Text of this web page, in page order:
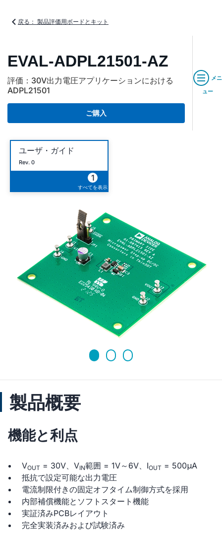
戻る： 製品評価用ボードとキット
EVAL-ADPL21501-AZ
評価：30V出力電圧アプリケーションにおける
ADPL21501
ご購入
メニ
ュー
ユーザ・ガイド
Rev. 0
1
すべてを表示
製品概要
機能と利点
VOUT = 30V、VIN範囲 = 1V～6V、IOUT = 500μA
抵抗で設定可能な出力電圧
電流制限付きの固定オフタイム制御方式を採用
内部補償機能とソフトスタート機能
実証済みPCBレイアウト
完全実装済みおよび試験済み